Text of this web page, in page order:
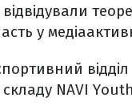
у
NAVI